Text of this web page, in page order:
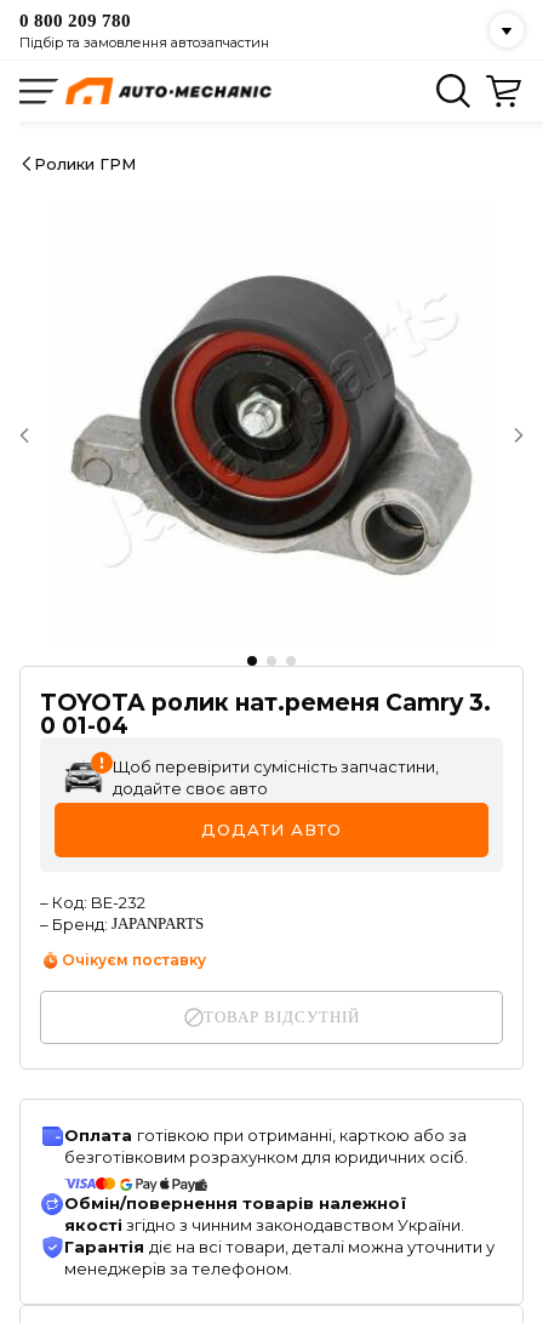
0 800 209 780
Підбір та замовлення автозапчастин
Ролики ГРМ
TOYOTA ролик нат.ременя Camry 3.
0 01-04
Щоб перевірити сумісність запчастини,
додайте своє авто
ДОДАТИ АВТО
– Код: BE-232
– Бренд: JAPANPARTS
Очікуєм поставку
ТОВАР ВІДСУТНІЙ
Оплата готівкою при отриманні, карткою або за
безготівковим розрахунком для юридичних осіб.
Обмін/повернення товарів належної
якості згідно з чинним законодавством України.
Гарантія діє на всі товари, деталі можна уточнити у
менеджерів за телефоном.